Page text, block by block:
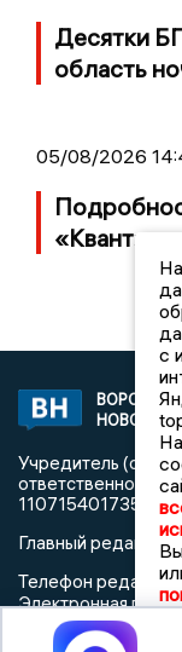
Десятки
область
05/08/2026
«Квант» с
НОВОСТИ
Учредитель
1107154017354)
Главный
Телефон
Электронная
с